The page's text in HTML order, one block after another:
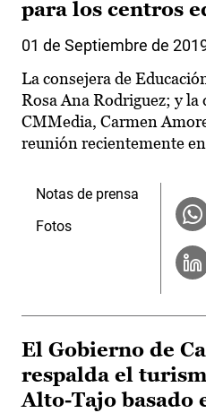
para los centros
01 de Septiembre de
La consejera de
Rosa Ana Rodriguez; y la
CMMedia, Carmen
reunión recientemente
Notas de prensa
Fotos
El Gobierno de
respalda el
Alto-Tajo basado